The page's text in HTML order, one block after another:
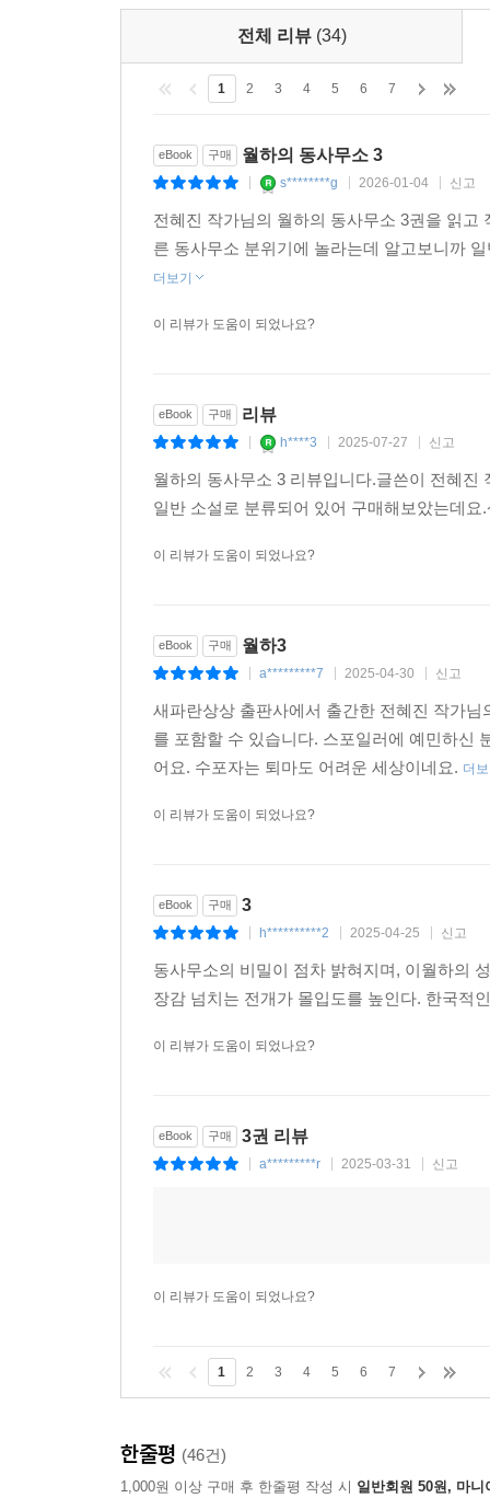
전체 리뷰 (34)
1 2 3 4 5 6 7
eBook 구매 월하의 동사무소 3
s********g 2026-01-04 신고
전혜진 작가님의 월하의 동사무소 3권을 읽
른 동사무소 분위기에 놀라는데 알고보니까
더보기
이 리뷰가 도움이 되었나요?
eBook 구매 리뷰
h****3 2025-07-27 신고
월하의 동사무소 3 리뷰입니다.글쓴이 전혜
일반 소설로 분류되어 있어 구매해보았는데
이 리뷰가 도움이 되었나요?
eBook 구매 월하3
a*********7 2025-04-30 신고
새파란상상 출판사에서 출간한 전혜진 작가
를 포함할 수 있습니다. 스포일러에 예민하신
어요. 수포자는 퇴마도 어려운 세상이네요. 더
이 리뷰가 도움이 되었나요?
eBook 구매 3
h**********2 2025-04-25 신고
동사무소의 비밀이 점차 밝혀지며, 이월하의
장감 넘치는 전개가 몰입도를 높인다. 한국적
이 리뷰가 도움이 되었나요?
eBook 구매 3권 리뷰
a*********r 2025-03-31 신고
이 리뷰가 도움이 되었나요?
1 2 3 4 5 6 7
한줄평 (46건)
1,000원 이상 구매 후 한줄평 작성 시 일반회원 50원, 마니